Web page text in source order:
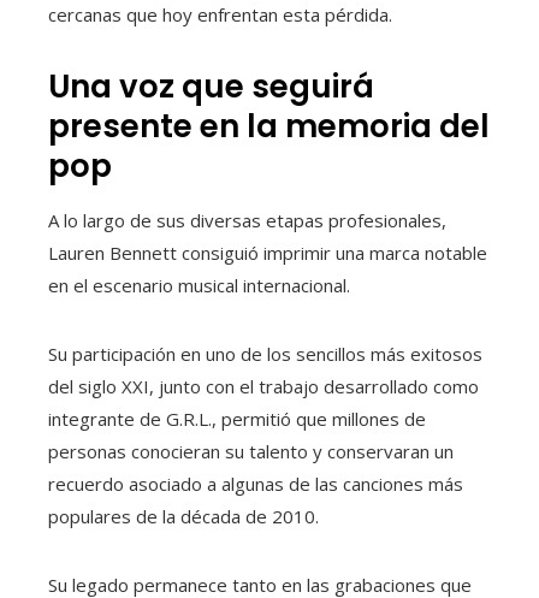
cercanas que hoy enfrentan esta pérdida.
Una voz que seguirá
presente en la memoria del
pop
A lo largo de sus diversas etapas profesionales,
Lauren Bennett consiguió imprimir una marca notable
en el escenario musical internacional.
Su participación en uno de los sencillos más exitosos
del siglo XXI, junto con el trabajo desarrollado como
integrante de G.R.L., permitió que millones de
personas conocieran su talento y conservaran un
recuerdo asociado a algunas de las canciones más
populares de la década de 2010.
Su legado permanece tanto en las grabaciones que